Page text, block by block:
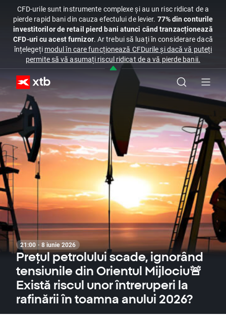
CFD-urile sunt instrumente complexe și au un risc ridicat de a
pierde rapid bani din cauza efectului de levier. 77% din conturile
investitorilor de retail pierd bani atunci când tranzacționează
CFD-uri cu acest furnizor. Ar trebui să luați în considerare dacă
înțelegeți modul în care funcționează CFDurile și dacă vă puteți
permite să vă asumați riscul ridicat de a vă pierde banii.
21:00 · 8 iunie 2026
Prețul petrolului scade, ignorând
tensiunile din Orientul Mijlociu🚨
Există riscul unor întreruperi la
rafinării în toamna anului 2026?